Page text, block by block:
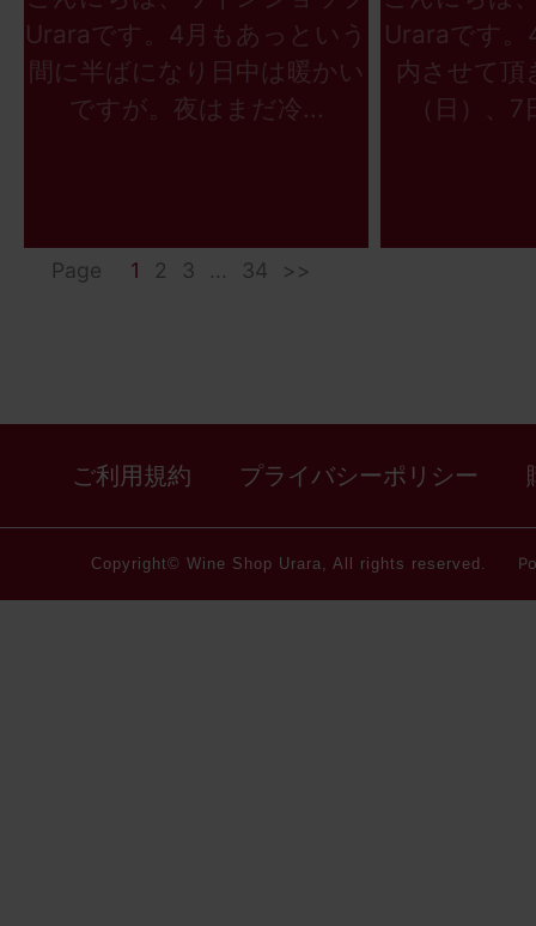
Uraraです。4月もあっという
間に半ばになり日中は暖かい
ですが。夜はまだ冷...
Uraraです。
内させて頂
（日）、
Page 1 2 3 ... 34 >>
ご利用規約 プライバシーポリシー
Copyright© Wine Shop Urara, All rights reserved.